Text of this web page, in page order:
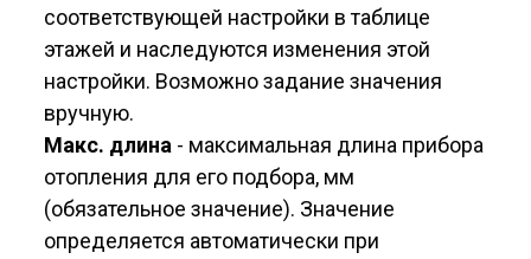
соответствующей настройки в таблице
этажей и наследуются изменения этой
настройки. Возможно задание значения
вручную.
Макс. длина - максимальная длина прибора
отопления для его подбора, мм
(обязательное значение). Значение
определяется автоматически при